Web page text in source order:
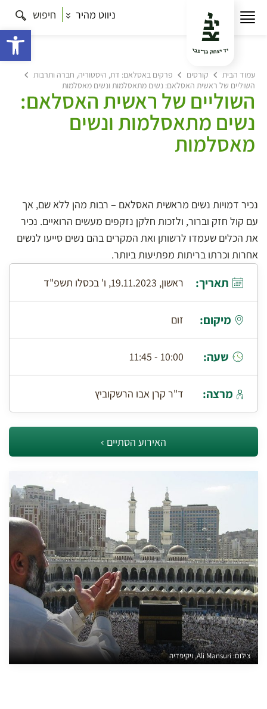
ניווט מהיר חיפוש
עמוד הבית קורסים
פרקים באסלאם: דת, היסטוריה, חברה ותרבות
השוליים של ראשית האסלאם: נשים מתאסלמות ונשים מאסלמות
השוליים של ראשית האסלאם:
נשים מתאסלמות ונשים
מאסלמות
נכיר דמויות נשים מראשית האסלאם – רבות מהן ללא שם, אך
עם קול חזק וברור, ולזכות חלקן נזקפים מעשים הרואיים. נכיר
את הכלים שעמדו לרשותן ואת המקרים בהם נשים סייעו לנשים
אחרות וכרתו בריתות מפתיעות ביותר.
תאריך: ראשון, 19.11.2023, ו' בכסלו תשפ"ד
מיקום: זום
שעה: 10:00 - 11:45
מרצה: ד"ר קרן אבו הרשקוביץ
האירוע הסתיים
צילום: Ali Mansuri, ויקיפדיה